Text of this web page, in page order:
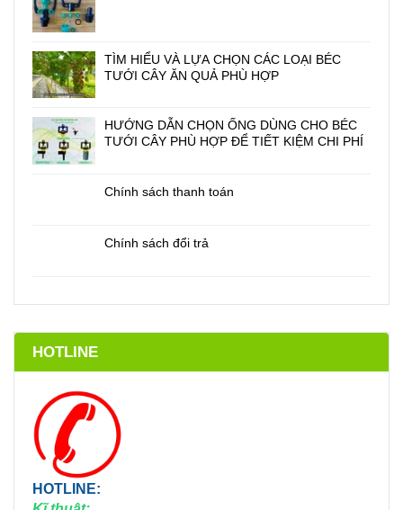
TÌM HIỂU VÀ LỰA CHỌN CÁC LOẠI BÉC
TƯỚI CÂY ĂN QUẢ PHÙ HỢP
HƯỚNG DẪN CHỌN ỐNG DÙNG CHO BÉC
TƯỚI CÂY PHÙ HỢP ĐỂ TIẾT KIỆM CHI PHÍ
Chính sách thanh toán
Chính sách đổi trả
HOTLINE
HOTLINE: